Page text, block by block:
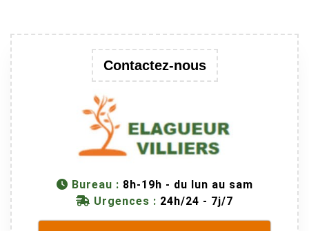
au passage
une branche
trop lourde et
donc
son équipes
connaissent
métier, c'est
juste une
Contactez-nous
Bureau : 8h-19h - du lun au sam
Urgences : 24h/24 - 7j/7